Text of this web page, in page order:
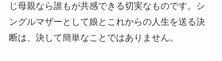
じ母親なら誰もが共感できる切実なものです。シ
ングルマザーとして娘とこれからの人生を送る決
断は、決して簡単なことではありません。